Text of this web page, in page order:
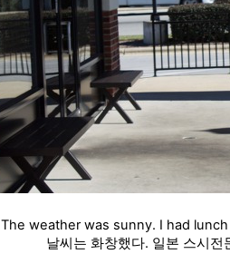
The weather was sunny. I had
날씨는 화창했다. 일본 스시